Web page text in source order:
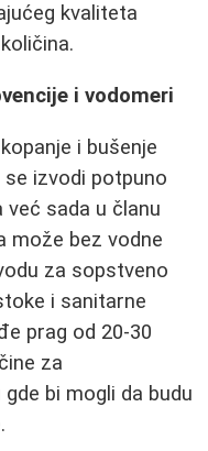
kvaliteta
i vodomeri
i bušenje
izvodi potpuno
sada u članu
može bez vodne
za sopstveno
i sanitarne
prag od 20-30
za
bi mogli da budu